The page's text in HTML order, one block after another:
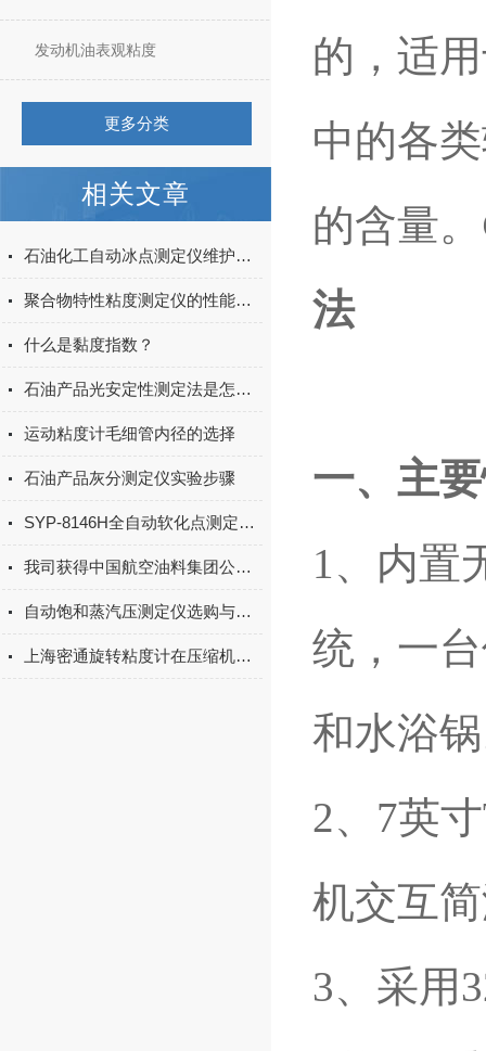
发动机油表观粘度
更多分类
相关文章
石油化工自动冰点测定仪维护与修理
聚合物特性粘度测定仪的性能特点及符合标准
什么是黏度指数？
石油产品光安定性测定法是怎样的
运动粘度计毛细管内径的选择
石油产品灰分测定仪实验步骤
SYP-8146H全自动软化点测定仪(松香）操作步骤
我司获得中国航空油料集团公司物资供应商准入资质
自动饱和蒸汽压测定仪选购与参数的选择
上海密通旋转粘度计在压缩机油中的应用
的，适
中的各
的含量。
法
一、主
1、内置
统，一
和水浴
2、7英
机交互
3、采用